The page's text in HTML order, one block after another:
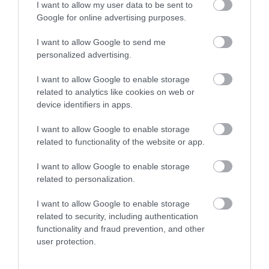
I want to allow my user data to be sent to
Google for online advertising purposes.
I want to allow Google to send me
personalized advertising.
I want to allow Google to enable storage
related to analytics like cookies on web or
device identifiers in apps.
I want to allow Google to enable storage
related to functionality of the website or app.
I want to allow Google to enable storage
related to personalization.
I want to allow Google to enable storage
related to security, including authentication
functionality and fraud prevention, and other
user protection.
hogy ebben a régióban a 2.
legjobb étteremnek
választották. MEGÉRDEMLIK!
Ha valaki jót akar enni,
amit szeret, ne kísérletezzen.
2021. Július 27.
A kiszolgálás kedves és profi
volt, az étel viszont sajnos
kívánnivalót hagyott
hogy a párolt szarvas szeletek
áfonyás körtével jelen oldalon
feltüntetett árakhoz képest a